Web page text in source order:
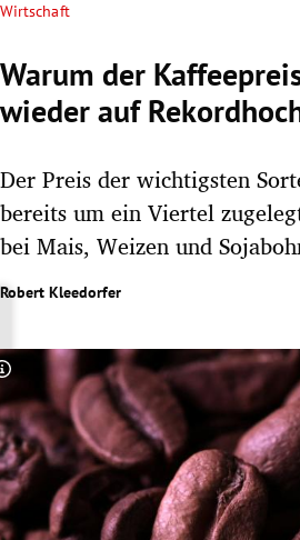
Untermenü
Untermenü
Untermenü
Untermenü
Untermenü
Wirtschaft
Warum der
wieder auf
Der Preis der wichtigsten
bereits um ein Viertel
bei Mais, Weizen und
Robert Kleedorfer
Copyright-Hinweis öffnen/schließen